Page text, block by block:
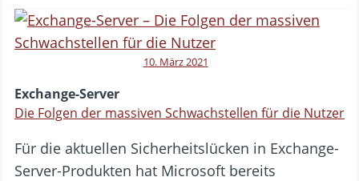
10. März 2021
Exchange-Server
Die Folgen der massiven Schwachstellen für die Nutzer
Für die aktuellen Sicherheitslücken in Exchange-
Server-Produkten hat Microsoft bereits